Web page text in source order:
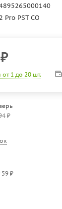
Pro PST CO
₽
1 до 20 шт.
₽
59 ₽